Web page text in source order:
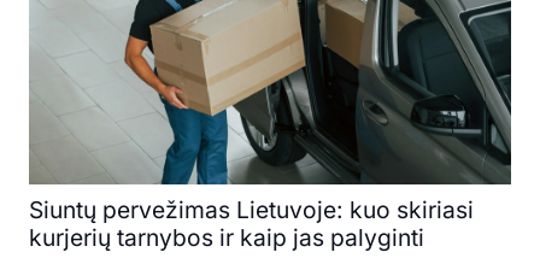
Siuntų pervežimas Lietuvoje: kuo skiriasi
kurjerių tarnybos ir kaip jas palyginti